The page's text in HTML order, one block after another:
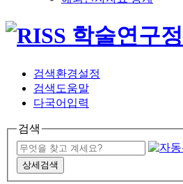
검색환경설정
검색도움말
다국어입력
검색
상세검색